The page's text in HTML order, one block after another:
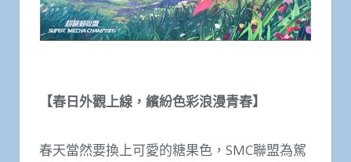
【春日外觀上線，繽紛色彩浪漫青春】
春天當然要換上可愛的糖果色，SMC聯盟為駕